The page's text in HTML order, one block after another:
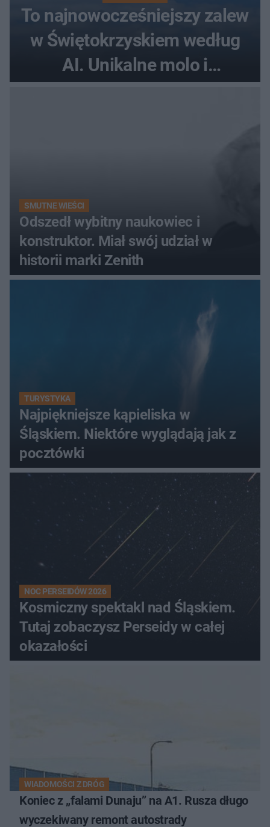
To najnowocześniejszy zalew
w Świętokrzyskiem według
AI. Unikalne molo i
promenada
SMUTNE WIEŚCI
Odszedł wybitny naukowiec i
konstruktor. Miał swój udział w
historii marki Zenith
TURYSTYKA
Najpiękniejsze kąpieliska w
Śląskiem. Niektóre wyglądają jak z
pocztówki
NOC PERSEIDÓW 2026
Kosmiczny spektakl nad Śląskiem.
Tutaj zobaczysz Perseidy w całej
okazałości
WIADOMOŚCI Z DRÓG
Koniec z „falami Dunaju” na A1. Rusza długo
wyczekiwany remont autostrady